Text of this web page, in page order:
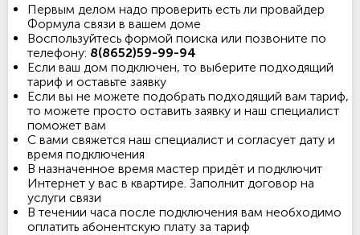
Первым делом надо проверить есть ли провайдер
Формула связи в вашем доме
Воспользуйтесь формой поиска или позвоните по
телефону: 8(8652)59-99-94
Если ваш дом подключен, то выберите подходящий
тариф и оставьте заявку
Если вы не можете подобрать подходящий вам тариф,
то можете просто оставить заявку и наш специалист
поможет вам
С вами свяжется наш специалист и согласует дату и
время подключения
В назначенное время мастер придёт и подключит
Интернет у вас в квартире. Заполнит договор на
услуги связи
В течении часа после подключения вам необходимо
оплатить абонентскую плату за тариф